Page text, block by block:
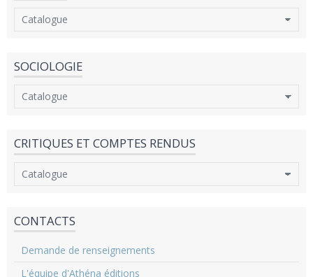
SOCIOLOGIE
CRITIQUES ET COMPTES RENDUS
CONTACTS
Demande de renseignements
L'équipe d'Athéna éditions